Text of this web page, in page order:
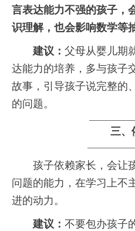
言表达能力不强的孩子，
识理解，也会影响数学等
建议： 父母从婴儿期
达能力的培养，多与孩子
故事，引导孩子说完整的
的问题。
三、
孩子依赖家长，会让
问题的能力，在学习上不
进的动力。
建议： 不要包办孩子